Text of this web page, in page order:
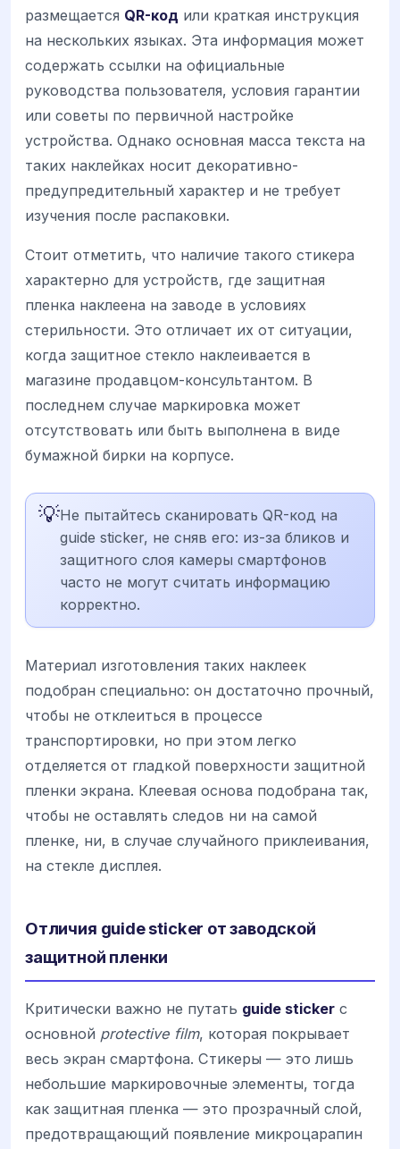
размещается QR-код или краткая инструкция
на нескольких языках. Эта информация может
содержать ссылки на официальные
руководства пользователя, условия гарантии
или советы по первичной настройке
устройства. Однако основная масса текста на
таких наклейках носит декоративно-
предупредительный характер и не требует
изучения после распаковки.
Стоит отметить, что наличие такого стикера
характерно для устройств, где защитная
пленка наклеена на заводе в условиях
стерильности. Это отличает их от ситуации,
когда защитное стекло наклеивается в
магазине продавцом-консультантом. В
последнем случае маркировка может
отсутствовать или быть выполнена в виде
бумажной бирки на корпусе.
💡Не пытайтесь сканировать QR-код на
guide sticker, не сняв его: из-за бликов и
защитного слоя камеры смартфонов
часто не могут считать информацию
корректно.
Материал изготовления таких наклеек
подобран специально: он достаточно прочный,
чтобы не отклеиться в процессе
транспортировки, но при этом легко
отделяется от гладкой поверхности защитной
пленки экрана. Клеевая основа подобрана так,
чтобы не оставлять следов ни на самой
пленке, ни, в случае случайного приклеивания,
на стекле дисплея.
Отличия guide sticker от заводской
защитной пленки
Критически важно не путать guide sticker с
основной protective film, которая покрывает
весь экран смартфона. Стикеры — это лишь
небольшие маркировочные элементы, тогда
как защитная пленка — это прозрачный слой,
предотвращающий появление микроцарапин